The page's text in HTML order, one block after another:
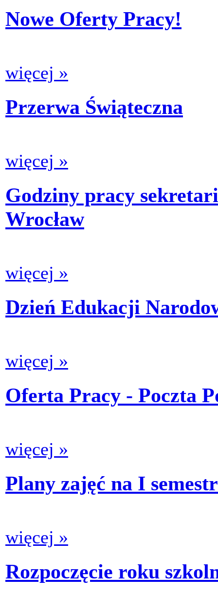
Nowe Oferty Pracy!
więcej »
Przerwa Świąteczna
więcej »
Godziny pracy
Wrocław
więcej »
Dzień Edukacji
więcej »
Oferta Pracy - Poczta
więcej »
Plany zajęć na I
więcej »
Rozpoczęcie roku